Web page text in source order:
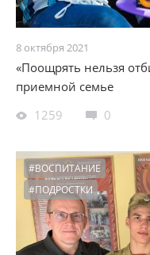
8 октября 2021
«Поощрять нельзя
приемной семье
1259
0
#ВОСПИТАНИЕ
#ПОДРОСТКИ